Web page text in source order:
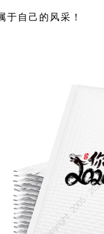
于自己的风采！